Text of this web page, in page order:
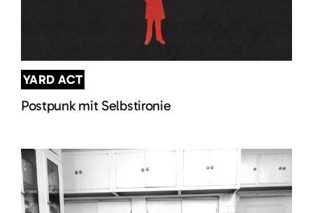
YARD ACT
Postpunk mit Selbstironie